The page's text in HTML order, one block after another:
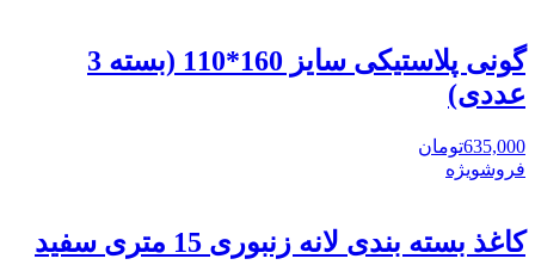
گونی پلاستیکی سایز 160*110 (بسته 3
عددی)
635,000تومان
فروشویژه
کاغذ بسته بندی لانه زنبوری 15 متری سفید